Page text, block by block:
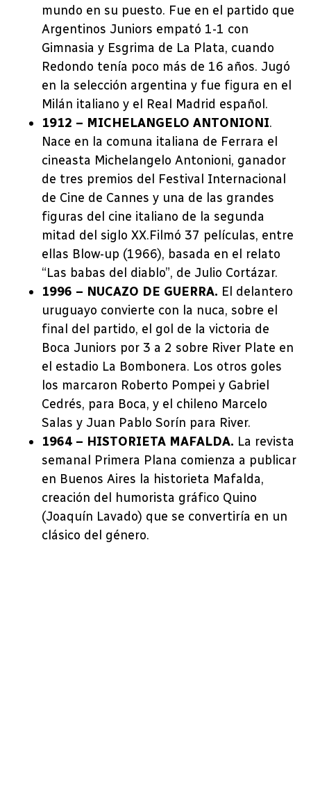
mundo en su puesto. Fue en el partido que
Argentinos Juniors empató 1-1 con
Gimnasia y Esgrima de La Plata, cuando
Redondo tenía poco más de 16 años. Jugó
en la selección argentina y fue figura en el
Milán italiano y el Real Madrid español.
1912 – MICHELANGELO ANTONIONI.
Nace en la comuna italiana de Ferrara el
cineasta Michelangelo Antonioni, ganador
de tres premios del Festival Internacional
de Cine de Cannes y una de las grandes
figuras del cine italiano de la segunda
mitad del siglo XX.Filmó 37 películas, entre
ellas Blow-up (1966), basada en el relato
“Las babas del diablo”, de Julio Cortázar.
1996 – NUCAZO DE GUERRA. El delantero
uruguayo convierte con la nuca, sobre el
final del partido, el gol de la victoria de
Boca Juniors por 3 a 2 sobre River Plate en
el estadio La Bombonera. Los otros goles
los marcaron Roberto Pompei y Gabriel
Cedrés, para Boca, y el chileno Marcelo
Salas y Juan Pablo Sorín para River.
1964 – HISTORIETA MAFALDA. La revista
semanal Primera Plana comienza a publicar
en Buenos Aires la historieta Mafalda,
creación del humorista gráfico Quino
(Joaquín Lavado) que se convertiría en un
clásico del género.